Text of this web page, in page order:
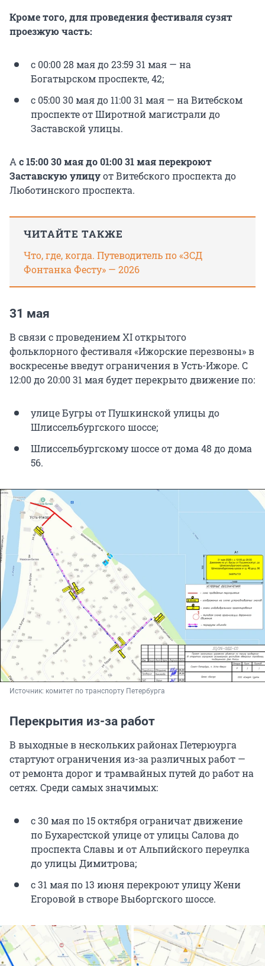
Кроме того, для проведения фестиваля сузят
проезжую часть:
с 00:00 28 мая до 23:59 31 мая — на
Богатырском проспекте, 42;
с 05:00 30 мая до 11:00 31 мая — на Витебском
проспекте от Широтной магистрали до
Заставской улицы.
А с 15:00 30 мая до 01:00 31 мая перекроют
Заставскую улицуот Витебского проспекта до
Люботинского проспекта.
ЧИТАЙТЕ ТАКЖЕ
Что, где, когда. Путеводитель по «ЗСД
Фонтанка Фесту» — 2026
31 мая
В связи с проведением XI открытого
фольклорного фестиваля «Ижорские перезвоны» в
воскресенье введут ограничения в Усть-Ижоре. С
12:00 до 20:00 31 мая будет перекрыто движение по:
улице Бугры от Пушкинской улицы до
Шлиссельбургского шоссе;
Шлиссельбургскому шоссе от дома 48 до дома
56.
Источник: комитет по транспорту Петербурга
Перекрытия из-за работ
В выходные в нескольких районах Петерюурга
стартуют ограничения из-за различных работ —
от ремонта дорог и трамвайных путей до работ на
сетях. Среди самых значимых:
с 30 мая по 15 октября ограничат движение
по Бухарестской улице от улицы Салова до
проспекта Славы и от Альпийского переулка
до улицы Димитрова;
с 31 мая по 13 июня перекроют улицу Жени
Егоровой в створе Выборгского шоссе.